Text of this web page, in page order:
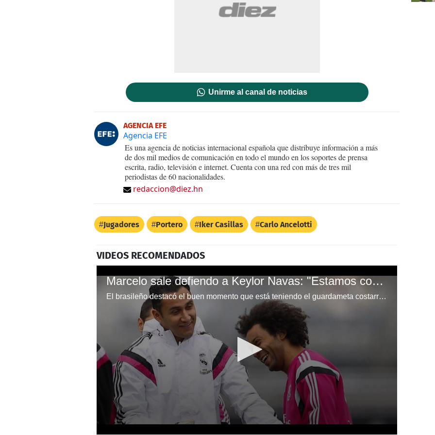
Unirme al canal de noticias
AGENCIA EFE
Agencia EFE
Es una agencia de noticias internacional española que distribuye información a más
de dos mil medios de comunicación en todo el mundo en los soportes de prensa
escrita, radio, televisión e internet. Cuenta con una red con más de tres mil
periodistas de 60 nacionalidades.
redaccion@diez.hn
Jugadores Portero Iker Casillas Carlo Ancelotti
VIDEOS RECOMENDADOS
Marcelo sale defiendo a Keylor Navas: "Estamos con Keylor hasta a muerte"
El brasileño destacó el buen momento que está teniendo el guardameta costarricense Keylor Navas.